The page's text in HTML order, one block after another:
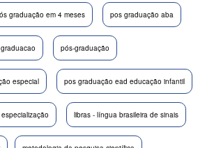
graduação em 4 meses pos graduação aba
pós-graduação
especial pos graduação ead educação infantil
especialização libras - língua brasileira de sinais